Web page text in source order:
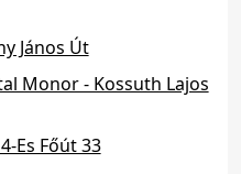
János Út
Monor - Kossuth Lajos
Es Főút 33